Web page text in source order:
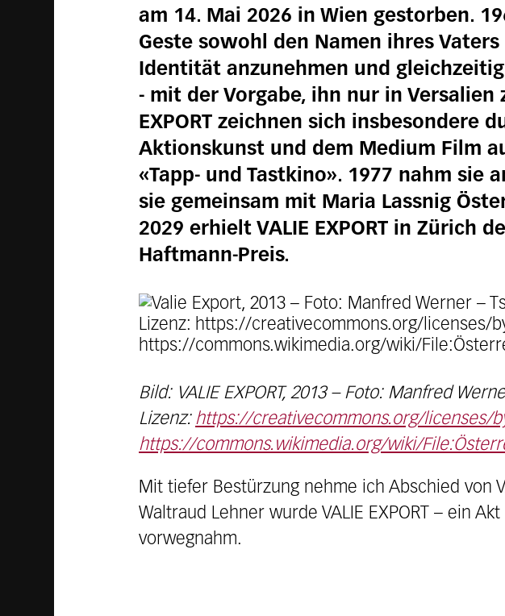
am 14. Mai 2026 in Wien gestorben.
Geste sowohl den Namen ihres
Identität anzunehmen und
- mit der Vorgabe, ihn nur in Versalien
EXPORT zeichnen sich insbesondere
Aktionskunst und dem Medium Film
«Tapp- und Tastkino». 1977 nahm sie
sie gemeinsam mit Maria Lassnig
2029 erhielt VALIE EXPORT in Zürich
Haftmann-Preis.
Bild: VALIE EXPORT, 2013 – Foto: Manfred
Lizenz: https://creativecommons.org/licenses/
https://commons.wikimedia.org/wiki/
Mit tiefer Bestürzung nehme ich Abschied von
Waltraud Lehner wurde VALIE EXPORT – ein
vorwegnahm.